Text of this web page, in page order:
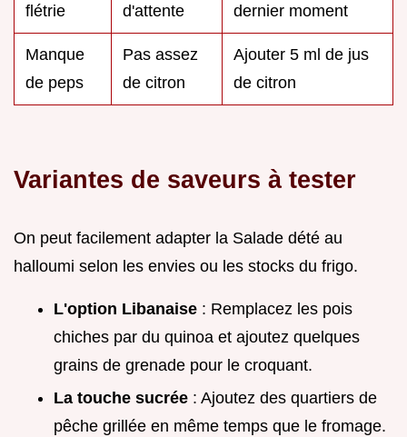
flétrie
d'attente
dernier moment
Manque
de peps
Pas assez
de citron
Ajouter 5 ml de jus
de citron
Variantes de saveurs à tester
On peut facilement adapter la Salade dété au
halloumi selon les envies ou les stocks du frigo.
L'option Libanaise : Remplacez les pois
chiches par du quinoa et ajoutez quelques
grains de grenade pour le croquant.
La touche sucrée : Ajoutez des quartiers de
pêche grillée en même temps que le fromage.